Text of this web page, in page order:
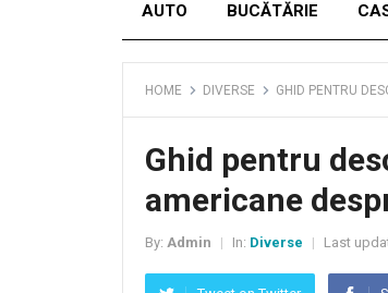
AUTO BUCĂTĂRIE
HOME DIVERSE GHID PENTRU
Ghid pentru
americane
By: Admin In: Diverse Last